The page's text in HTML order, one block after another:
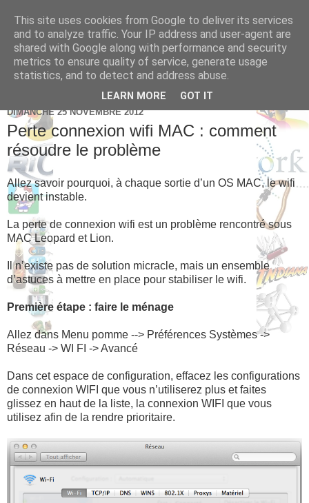
Brice Cornet: serial
entrepreneur hédoniste
DIMANCHE 25 NOVEMBRE 2012
Perte connexion wifi MAC : comment
résoudre le problème
Allez savoir pourquoi, à chaque sortie d’un OS MAC, le wifi
devient instable.
La perte de connexion wifi est un problème rencontré sous
MAC Leopard et Lion.
Il n’existe pas de solution micracle, mais un ensemble
d’astuces à mettre en place pour stabiliser le wifi.
Première étape : faire le ménage
Allez dans Menu pomme --> Préférences Systèmes ->
Réseau -> WI FI -> Avancé
Dans cet espace de configuration, effacez les configurations
de connexion WIFI que vous n’utiliserez plus et faites
glissez en haut de la liste, la connexion WIFI que vous
utilisez afin de la rendre prioritaire.
This site uses cookies from Google to deliver its services
and to analyze traffic. Your IP address and user-agent are
shared with Google along with performance and security
metrics to ensure quality of service, generate usage
statistics, and to detect and address abuse.
LEARN MORE GOT IT